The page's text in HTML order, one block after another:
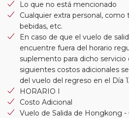
Lo que no está mencionado
Cualquier extra personal, como
bebidas, etc.
En caso de que el vuelo de
encuentre fuera del horario
suplemento para dicho servicio
siguientes costos adicionales
del vuelo del regreso en el Día
HORARIO I
Costo Adicional
Vuelo de Salida de Hongkong